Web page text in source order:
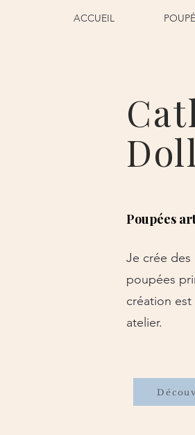
ACCUEIL
Poupées
Je crée
poupées
création
atelier.